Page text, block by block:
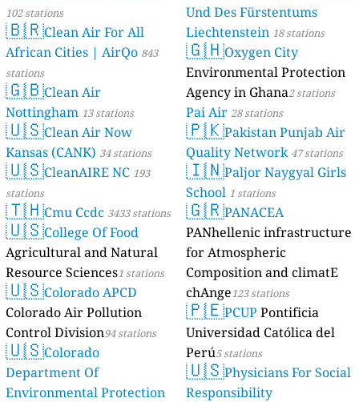
102 stations
🇧🇷Clean Air For All
African Cities | AirQo 843
stations
🇬🇧Clean Air
Nottingham 13 stations
🇺🇸Clean Air Now
Kansas (CANK) 34 stations
🇺🇸CleanAIRE NC 193
stations
🇹🇭Cmu Ccdc 3433 stations
🇺🇸College Of Food
Agricultural and Natural
Resource Sciences1 stations
🇺🇸Colorado APCD
Colorado Air Pollution
Control Division94 stations
🇺🇸Colorado
Department Of
Environmental Protection
Und Des Fürstentums
Liechtenstein 18 stations
🇬🇭Oxygen City
Environmental Protection
Agency in Ghana2 stations
Pai Air 28 stations
🇵🇰Pakistan Punjab Air
Quality Network 47 stations
🇮🇳Paljor Naygyal Girls
School 1 stations
🇬🇷PANACEA
PANhellenic infrastructure
for Atmospheric
Composition and climatE
chAnge123 stations
🇵🇪PCUP Pontificia
Universidad Católica del
Perú5 stations
🇺🇸Physicians For Social
Responsibility